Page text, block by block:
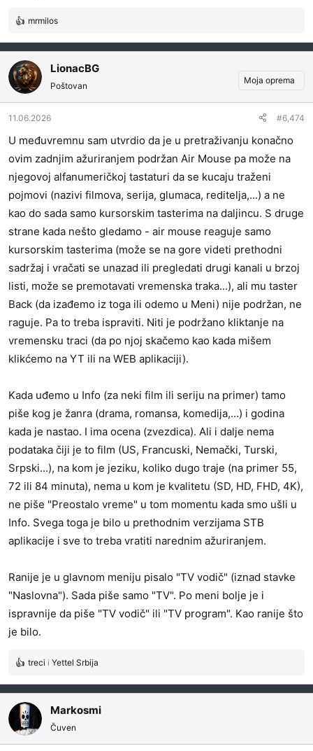
R
a
g
o
v
a
n
a
:
mrmilos
LionacBG
Poštovan
Moja oprema
11.06.2026 #6,474
U međuvremnu sam utvrdio da je u pretraživanju konačno
ovim zadnjim ažuriranjem podržan Air Mouse pa može na
njegovoj alfanumeričkoj tastaturi da se kucaju traženi
pojmovi (nazivi filmova, serija, glumaca, reditelja,...) a ne
kao do sada samo kursorskim tasterima na daljincu. S druge
strane kada nešto gledamo - air mouse reaguje samo
kursorskim tasterima (može se na gore videti prethodni
sadržaj i vračati se unazad ili pregledati drugi kanali u brzoj
listi, može se premotavati vremenska traka...), ali mu taster
Back (da izađemo iz toga ili odemo u Meni) nije podržan, ne
raguje. Pa to treba ispraviti. Niti je podržano kliktanje na
vremensku traci (da po njoj skačemo kao kada mišem
klikćemo na YT ili na WEB aplikaciji).
Kada uđemo u Info (za neki film ili seriju na primer) tamo
piše kog je žanra (drama, romansa, komedija,...) i godina
kada je nastao. I ima ocena (zvezdica). Ali i dalje nema
podataka čiji je to film (US, Francuski, Nemački, Turski,
Srpski...), na kom je jeziku, koliko dugo traje (na primer 55,
72 ili 84 minuta), nema u kom je kvalitetu (SD, HD, FHD, 4K),
ne piše "Preostalo vreme" u tom momentu kada smo ušli u
Info. Svega toga je bilo u prethodnim verzijama STB
aplikacije i sve to treba vratiti narednim ažuriranjem.
Ranije je u glavnom meniju pisalo "TV vodič" (iznad stavke
"Naslovna"). Sada piše samo "TV". Po meni bolje je i
ispravnije da piše "TV vodič" ili "TV program". Kao ranije što
je bilo.
R
a
g
v
a
treci i Yettel Srbija
Markosmi
Čuven